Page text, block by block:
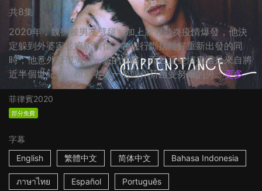
共8集
2020年，魏德被男友劈腿，加上新冠肺炎疫情爆發，他決
定躲到外婆家並療癒情傷。在進行斷捨離好重新出發的同
時，他意外發現滿滿一袋的情書，而且這些情書還是來自將
近半個世紀前。撰寫者是一名叫作荷西曼努爾的男... 更多
菲律賓2020
部分免費
字幕
English
繁體中文 简体中文 Bahasa Indonesia
ภาษาไทย Español Português